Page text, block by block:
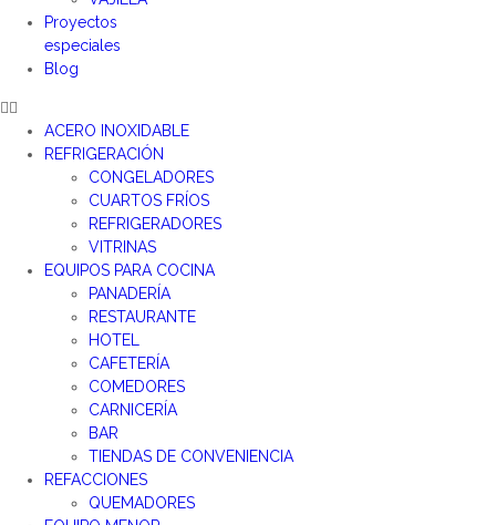
Proyectos
especiales
Blog
ACERO INOXIDABLE
REFRIGERACIÓN
CONGELADORES
CUARTOS FRÍOS
REFRIGERADORES
VITRINAS
EQUIPOS PARA COCINA
PANADERÍA
RESTAURANTE
HOTEL
CAFETERÍA
COMEDORES
CARNICERÍA
BAR
TIENDAS DE CONVENIENCIA
REFACCIONES
QUEMADORES